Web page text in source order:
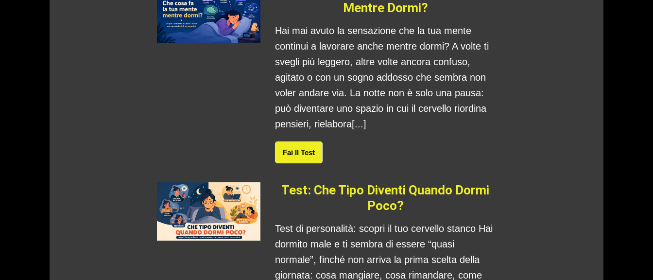
Mentre Dormi?
Hai mai avuto la sensazione che la tua mente
continui a lavorare anche mentre dormi? A volte ti
svegli più leggero, altre volte ancora confuso,
agitato o con un sogno addosso che sembra non
voler andare via. La notte non è solo una pausa:
può diventare uno spazio in cui il cervello riordina
pensieri, rielabora[...]
Fai Il Test
Test: Che Tipo Diventi Quando Dormi
Poco?
Test di personalità: scopri il tuo cervello stanco Hai
dormito male e ti sembra di essere “quasi
normale”, finché non arriva la prima scelta della
giornata: cosa mangiare, cosa rimandare, come